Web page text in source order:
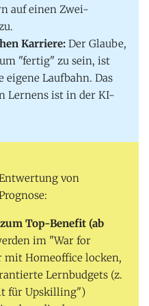
auf einen Zwei-
Karriere: Der Glaube,
"fertig" zu sein, ist
Laufbahn. Das
Lernens ist in der KI-
von
Top-Benefit (ab
im "War for
Homeoffice locken,
Lernbudgets (z.
für Upskilling")